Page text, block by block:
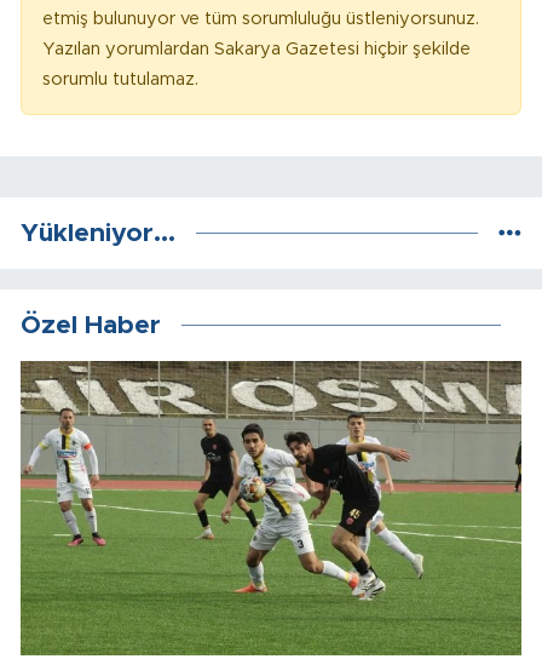
etmiş bulunuyor ve tüm sorumluluğu üstleniyorsunuz.
Yazılan yorumlardan Sakarya Gazetesi hiçbir şekilde
sorumlu tutulamaz.
Yükleniyor...
Özel Haber